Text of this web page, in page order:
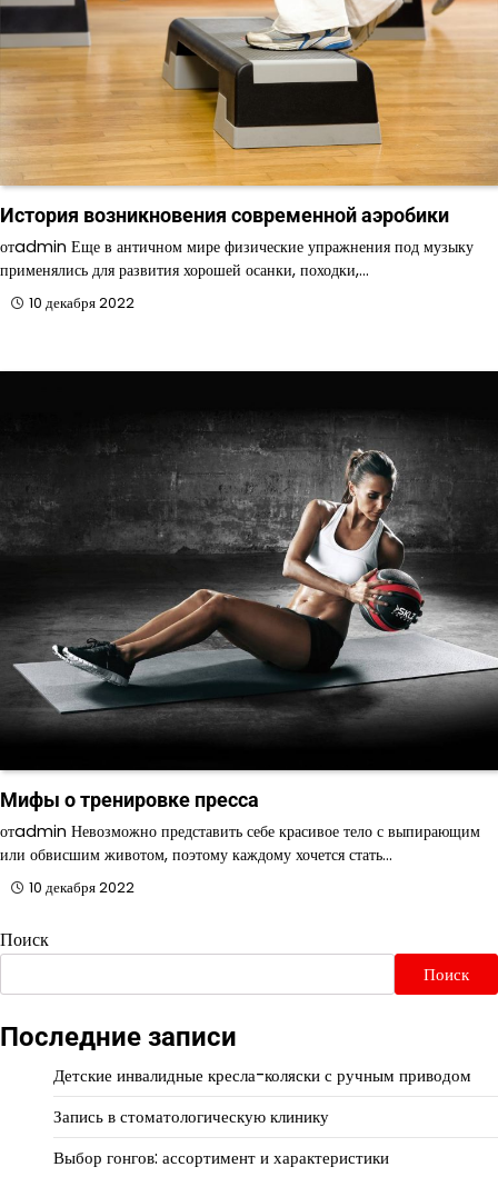
История возникновения современной аэробики
отadmin Еще в античном мире физические упражнения под музыку
применялись для развития хорошей осанки, походки,…
10 декабря 2022
Мифы о тренировке пресса
отadmin Невозможно представить себе красивое тело с выпирающим
или обвисшим животом, поэтому каждому хочется стать…
10 декабря 2022
Поиск
Поиск
Последние записи
Детские инвалидные кресла-коляски с ручным приводом
Запись в стоматологическую клинику
Выбор гонгов: ассортимент и характеристики